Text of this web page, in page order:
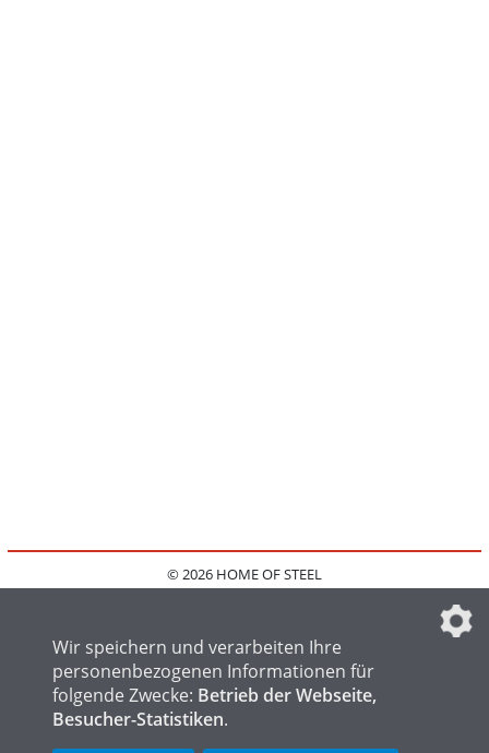
© 2026 HOME OF STEEL
IMPRESSUM
FAQ
DATENSCHUTZEINSTELLUNGEN
HOME OF WELDING
Wir speichern und verarbeiten Ihre
personenbezogenen Informationen für
folgende Zwecke: Betrieb der Webseite,
Besucher-Statistiken.